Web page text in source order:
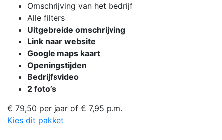
Omschrijving van het bedrijf
Alle filters
Uitgebreide omschrijving
Link naar website
Google maps kaart
Openingstijden
Bedrijfsvideo
2 foto’s
€ 79,50 per jaar of € 7,95 p.m.
Kies dit pakket